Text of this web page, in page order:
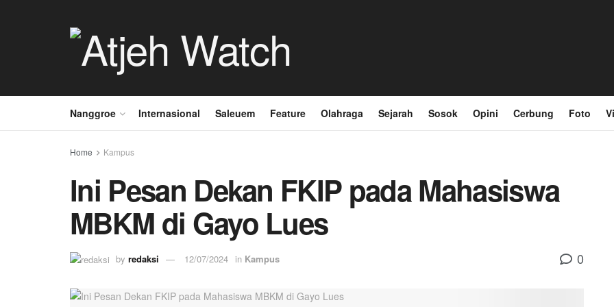
Nanggroe Internasional Saleuem Feature Olahraga Sejarah Sosok Opini Cerbung Foto
Home Kampus
Ini Pesan Dekan FKIP pada Mahasiswa
MBKM di Gayo Lues
by redaksi 12/07/2024 in Kampus 0